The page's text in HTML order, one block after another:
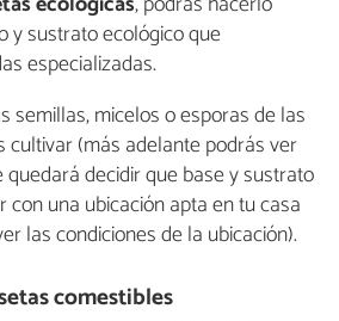
y sustrato ecológico que
especializadas.
semillas, micelos o esporas de las
cultivar (más adelante podrás ver
decidir que base y sustrato
con una ubicación apta en tu casa
las condiciones de la ubicación).
comestibles